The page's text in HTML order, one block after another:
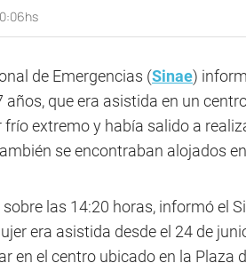
de Emergencias (Sinae)
años, que era asistida en un
frío extremo y había salido a
se encontraban alojados
las 14:20 horas, informó el
era asistida desde el 24 de
en el centro ubicado en la Plaza